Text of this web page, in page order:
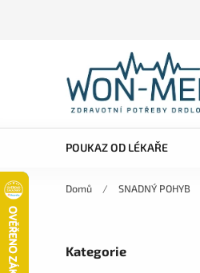
POUKAZ OD LÉKAŘE
Domů / SNADNÝ POHYB
Kategorie